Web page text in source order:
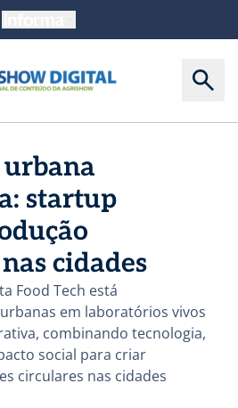
startup
cidades
Food Tech está
em laboratórios vivos
combinando tecnologia,
social para criar
circulares nas cidades